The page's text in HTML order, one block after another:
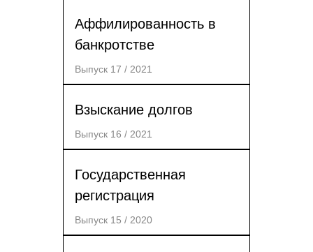
Аффилированность в
банкротстве
Выпуск 17 / 2021
Взыскание долгов
Выпуск 16 / 2021
Государственная
регистрация
Выпуск 15 / 2020